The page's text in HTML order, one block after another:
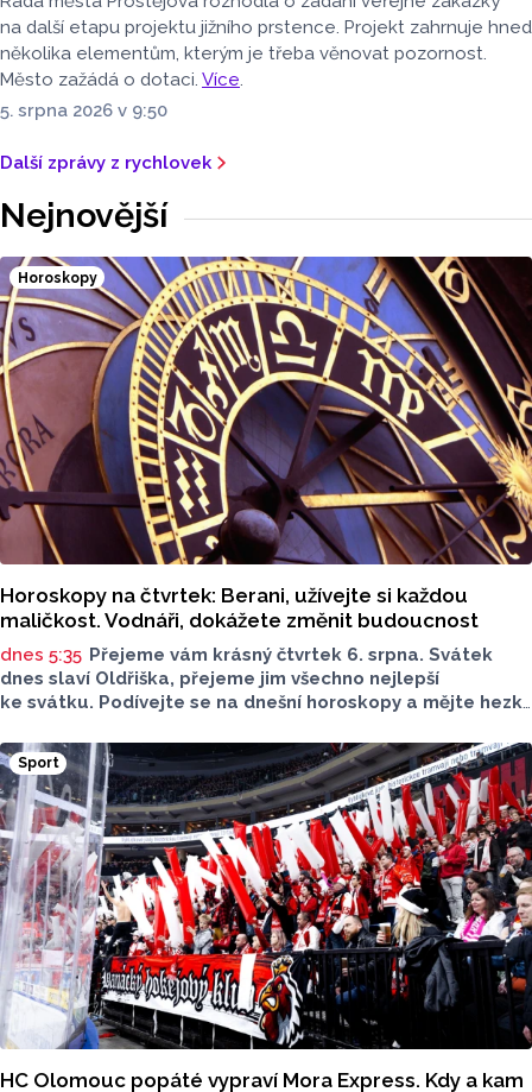
na další etapu projektu jižního prstence. Projekt zahrnuje hned
několika elementům, kterým je třeba věnovat pozornost.
Město zažádá o dotaci. Více.
5. srpna 2026 v 9:50
Další zprávy z rychlovek
Nejnovější
Horoskopy
Horoskopy na čtvrtek: Berani, užívejte si každou
maličkost. Vodnáři, dokážete změnit budoucnost
dnes 5:35 Přejeme vám krásný čtvrtek 6. srpna. Svátek
dnes slaví Oldřiška, přejeme jim všechno nejlepší
ke svátku. Podívejte se na dnešní horoskopy a mějte hezký
Sport
HC Olomouc popáté vypraví Mora Express. Kdy a kam